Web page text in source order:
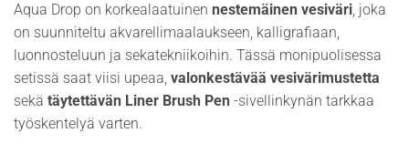
Aqua Drop on korkealaatuinen nestemäinen vesiväri, joka
on suunniteltu akvarellimaalaukseen, kalligrafiaan,
luonnosteluun ja sekatekniikoihin. Tässä monipuolisessa
setissä saat viisi upeaa, valonkestävää vesivärimustetta
sekä täytettävän Liner Brush Pen -sivellinkynän tarkkaa
työskentelyä varten.